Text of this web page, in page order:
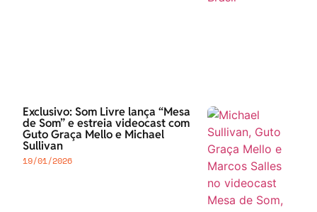
Exclusivo: Som Livre lança “Mesa
de Som” e estreia videocast com
Guto Graça Mello e Michael
Sullivan
19/01/2026